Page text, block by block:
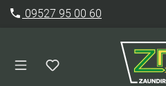
09527 95 00 60